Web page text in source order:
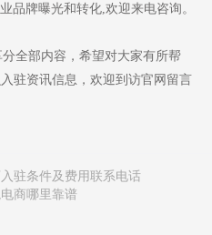
品牌曝光和转化,欢迎来电咨询。
全部内容，希望对大家有所帮
驻资讯信息，欢迎到访官网留言
驻条件及费用联系电话
商哪里靠谱